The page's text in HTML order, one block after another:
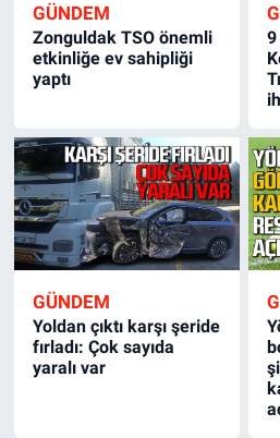
GÜNDEM
Zonguldak TSO önemli
etkinliğe ev sahipliği
yaptı
9
GÜNDEM
Yoldan çıktı karşı şeride
fırladı: Çok sayıda
yaralı var